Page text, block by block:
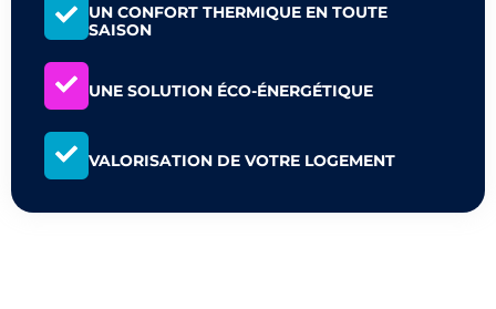
UN CONFORT THERMIQUE EN TOUTE
SAISON
UNE SOLUTION ÉCO-ÉNERGÉTIQUE
VALORISATION DE VOTRE LOGEMENT